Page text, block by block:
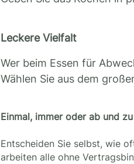
Leckere Vielfalt
Wer beim Essen für
Wählen Sie aus dem
Einmal, immer oder ab und zu
Entscheiden Sie selbst, wie
arbeiten alle ohne